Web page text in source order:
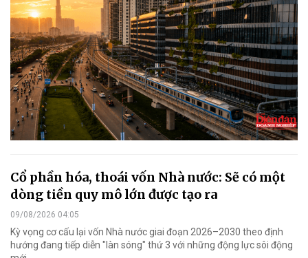
Cổ phần hóa, thoái vốn Nhà nước: Sẽ có một
dòng tiền quy mô lớn được tạo ra
09/08/2026 04:05
Kỳ vọng cơ cấu lại vốn Nhà nước giai đoạn 2026–2030 theo định
hướng đang tiếp diễn "làn sóng" thứ 3 với những động lực sôi động